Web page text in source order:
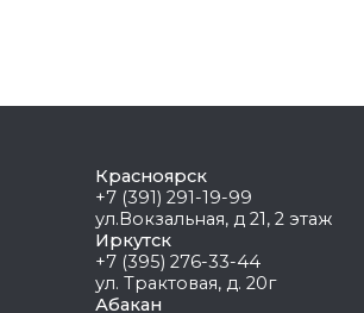
Красноярск
+7 (391) 291-19-99
ул.Вокзальная, д 21, 2 этаж
Иркутск
+7 (395) 276-33-44
ул. Трактовая, д. 20г
Абакан